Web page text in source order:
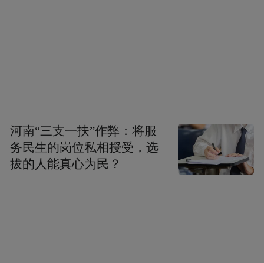
河南“三支一扶”作弊：将服
务民生的岗位私相授受，选
拔的人能真心为民？